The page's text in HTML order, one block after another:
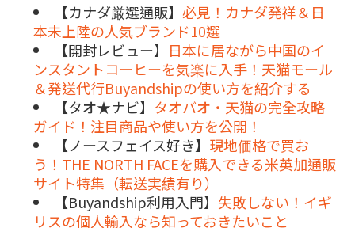
【カナダ厳選通販】 必見！カナダ発祥＆日
本未上陸の人気ブランド10選
【開封レビュー】 日本に居ながら中国のイ
ンスタントコーヒーを気楽に入手！天猫モール
＆発送代行Buyandshipの使い方を紹介する
【タオ★ナビ】 タオバオ・天猫の完全攻略
ガイド！注目商品や使い方を公開！
【ノースフェイス好き】 現地価格で買お
う！THE NORTH FACEを購入できる米英加通販
サイト特集（転送実績有り）
【Buyandship利用入門】 失敗しない！イギ
リスの個人輸入なら知っておきたいこと